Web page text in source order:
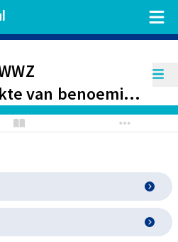
van benoeming
in het
afzonderlijke
gesplitst
afzonderlijke
regimes van
zijn.